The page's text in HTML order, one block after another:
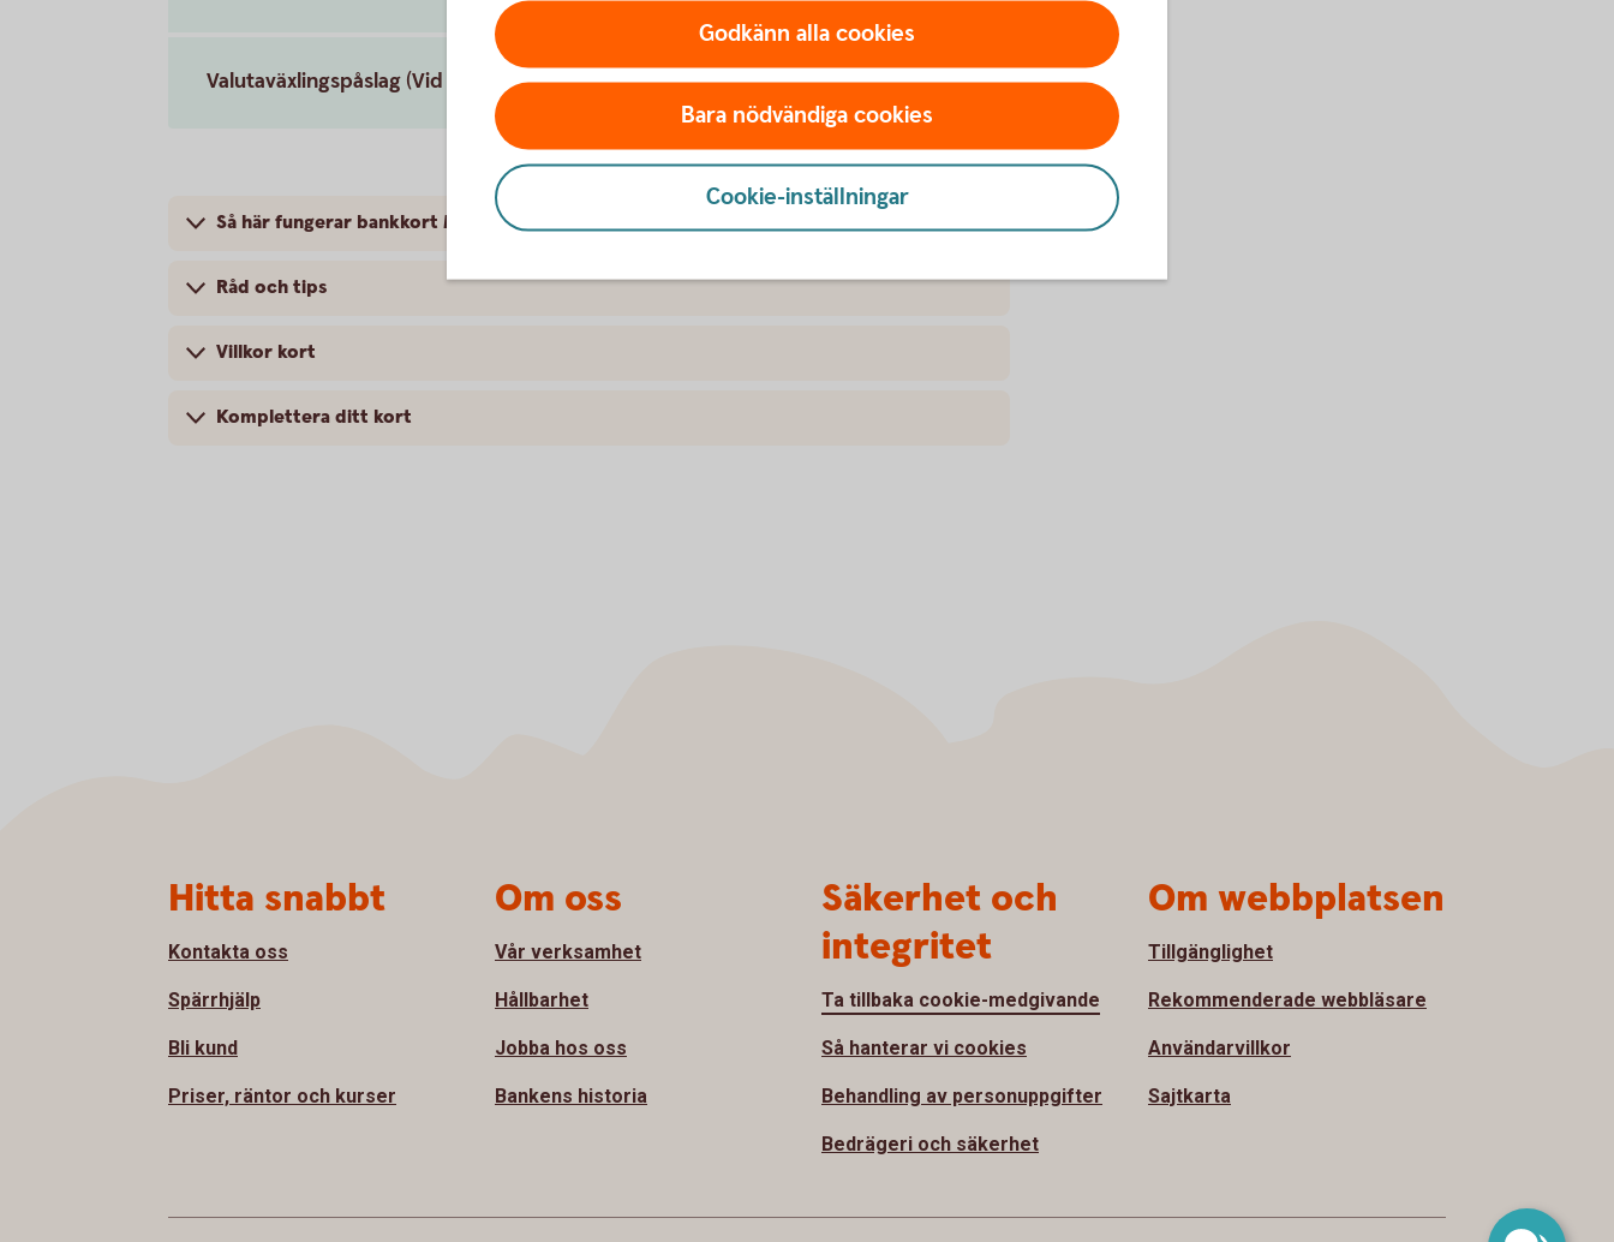
Valutaväxlingspåslag (Vid köp och uttag i utländsk valuta.) 1,65 %
Så här fungerar bankkort Maestro
Råd och tips
Villkor kort
Komplettera ditt kort
Godkänn alla cookies
Bara nödvändiga cookies
Cookie-inställningar
Hitta snabbt
Kontakta oss
Spärrhjälp
Bli kund
Priser, räntor och kurser
Om oss
Vår verksamhet
Hållbarhet
Jobba hos oss
Bankens historia
Säkerhet och
integritet
Ta tillbaka cookie-medgivande
Så hanterar vi cookies
Behandling av personuppgifter
Bedrägeri och säkerhet
Om webbplatsen
Tillgänglighet
Rekommenderade webbläsare
Användarvillkor
Sajtkarta